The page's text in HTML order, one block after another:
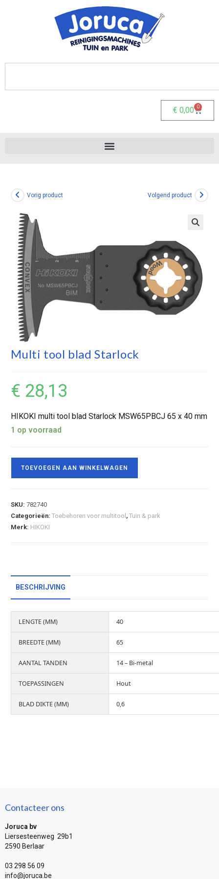
€ 0,00 0
Vorig product Volgend product
Multi tool blad Starlock
€ 28,13
HIKOKI multi tool blad Starlock MSW65PBCJ 65 x 40 mm
1 op voorraad
TOEVOEGEN AAN WINKELWAGEN
SKU:782740
Categorieën:Toebehoren voor multitool ,Tuin & park
Merk: HIKOKI
BESCHRIJVING
LENGTE (MM) 40
BREEDTE (MM) 65
AANTAL TANDEN 14 – Bi-metal
TOEPASSINGEN Hout
BLAD DIKTE (MM) 0,6
Contacteer ons
Joruca bv
Liersesteenweg 29b1
2590 Berlaar
03 298 56 09
info@joruca.be